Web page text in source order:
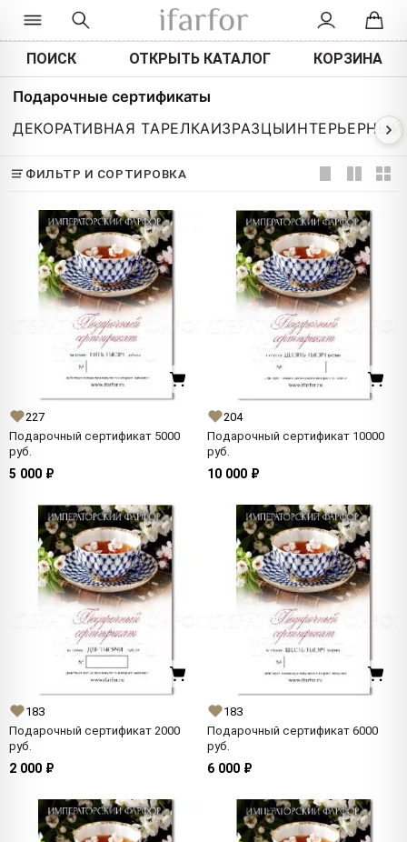
ПОИСК ОТКРЫТЬ КАТАЛОГ КОРЗИНА
Подарочные сертификаты
ДЕКОРАТИВНАЯ ТАРЕЛКАИЗРАЗЦЫИНТЕРЬЕРНЫЙ
ФИЛЬТР И СОРТИРОВКА
227
Подарочный сертификат 5000
руб.
5 000 ₽
204
Подарочный сертификат 10000
руб.
10 000 ₽
183
Подарочный сертификат 2000
руб.
2 000 ₽
183
Подарочный сертификат 6000
руб.
6 000 ₽